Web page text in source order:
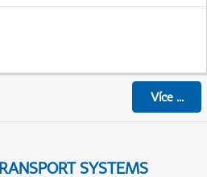
Více...
SYSTEMS